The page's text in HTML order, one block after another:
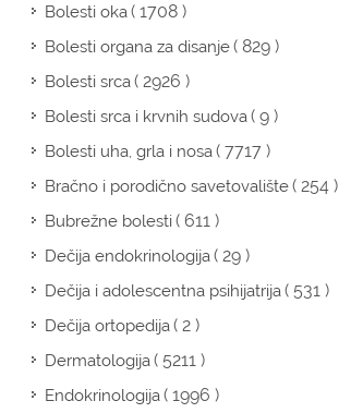
Bolesti oka( 1708 )
Bolesti organa za disanje( 829 )
Bolesti srca( 2926 )
Bolesti srca i krvnih sudova( 9 )
Bolesti uha, grla i nosa( 7717 )
Bračno i porodično savetovalište( 254 )
Bubrežne bolesti( 611 )
Dečija endokrinologija( 29 )
Dečija i adolescentna psihijatrija( 531 )
Dečija ortopedija( 2 )
Dermatologija( 5211 )
Endokrinologija( 1996 )